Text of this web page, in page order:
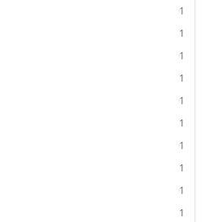
1
1
1
1
1
1
1
1
1
1